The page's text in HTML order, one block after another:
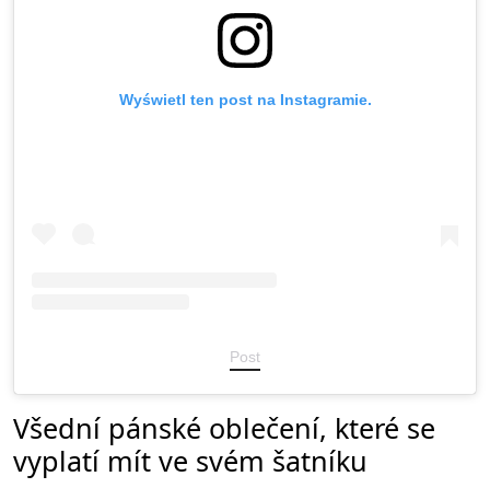
Wyświetl ten post na Instagramie.
Post
Všední pánské oblečení, které se
vyplatí mít ve svém šatníku